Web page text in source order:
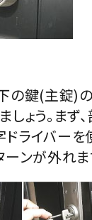
の鍵(主錠)
しょう。まず
ドライバーを
ーンが外れま